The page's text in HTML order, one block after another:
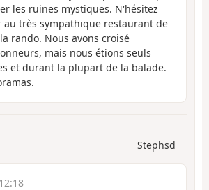
les ruines mystiques. N'hésitez
au très sympathique restaurant de
rando. Nous avons croisé
mais nous étions seuls
et durant la plupart de la balade.
Stephsd